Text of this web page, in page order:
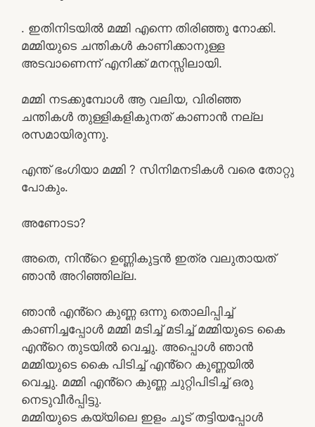
. ഇതിനിടയിൽ മമ്മി എന്നെ തിരിഞ്ഞു നോക്കി.
മമ്മിയുടെ ചന്തികൾ കാണിക്കാനുള്ള
അടവാണെന്ന് എനിക്ക് മനസ്സിലായി.
മമ്മി നടക്കുമ്പോൾ ആ വലിയ, വിരിഞ്ഞ
ചന്തികൾ തുള്ളികളികുനത് കാണാൻ നല്ല
രസമായിരുന്നു.
എന്ത് ഭംഗിയാ മമ്മി ? സിനിമനടികൾ വരെ തോറ്റു
പോകും.
അണോടാ?
അതെ, നിൻ്റെ ഉണ്ണികുട്ടൻ ഇത്ര വലുതായത്
ഞാൻ അറിഞ്ഞില്ല.
ഞാൻ എൻ്റെ കുണ്ണ ഒന്നു തൊലിപ്പിച്ച്
കാണിച്ചപ്പോൾ മമ്മി മടിച്ച് മടിച്ച് മമ്മിയുടെ കൈ
എൻ്റെ തുടയിൽ വെച്ചു. അപ്പൊൾ ഞാൻ
മമ്മിയുടെ കൈ പിടിച്ച് എൻ്റെ കുണ്ണയിൽ
വെച്ചു. മമ്മി എൻ്റെ കുണ്ണ ചുറ്റിപിടിച്ച് ഒരു
നെടുവീർപ്പിട്ടു.
മമ്മിയുടെ കയ്യിലെ ഇളം ചൂട് തട്ടിയപ്പോൾ